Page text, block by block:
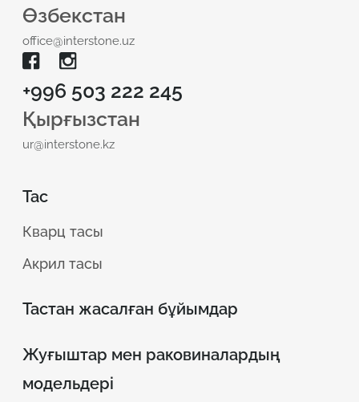
Өзбекстан
office@interstone.uz
+996 503 222 245
Қырғызстан
ur@interstone.kz
Тас
Кварц тасы
Акрил тасы
Тастан жасалған бұйымдар
Жуғыштар мен раковиналардың
модельдері